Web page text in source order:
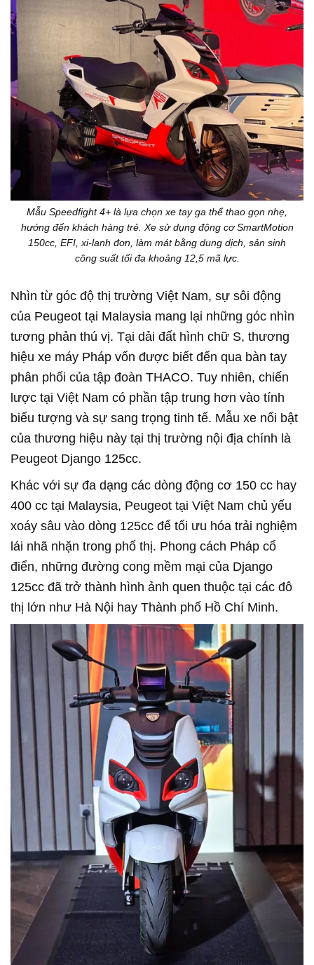
Mẫu Speedfight 4+ là lựa chọn xe tay ga thể thao gọn nhẹ,
hướng đến khách hàng trẻ. Xe sử dụng động cơ SmartMotion
150cc, EFI, xi-lanh đơn, làm mát bằng dung dịch, sản sinh
công suất tối đa khoảng 12,5 mã lực.
Nhìn từ góc độ thị trường Việt Nam, sự sôi động
của Peugeot tại Malaysia mang lại những góc nhìn
tương phản thú vị. Tại dải đất hình chữ S, thương
hiệu xe máy Pháp vốn được biết đến qua bàn tay
phân phối của tập đoàn THACO. Tuy nhiên, chiến
lược tại Việt Nam có phần tập trung hơn vào tính
biểu tượng và sự sang trọng tinh tế. Mẫu xe nổi bật
của thương hiệu này tại thị trường nội địa chính là
Peugeot Django 125cc.
Khác với sự đa dạng các dòng động cơ 150 cc hay
400 cc tại Malaysia, Peugeot tại Việt Nam chủ yếu
xoáy sâu vào dòng 125cc để tối ưu hóa trải nghiệm
lái nhã nhặn trong phố thị. Phong cách Pháp cổ
điển, những đường cong mềm mại của Django
125cc đã trở thành hình ảnh quen thuộc tại các đô
thị lớn như Hà Nội hay Thành phố Hồ Chí Minh.